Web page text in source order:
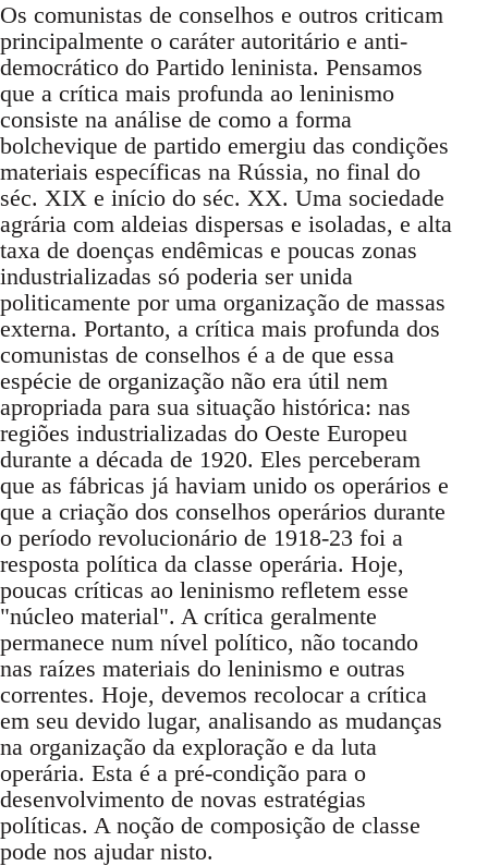
Os comunistas de conselhos e outros criticam
principalmente o caráter autoritário e anti-
democrático do Partido leninista. Pensamos
que a crítica mais profunda ao leninismo
consiste na análise de como a forma
bolchevique de partido emergiu das condições
materiais específicas na Rússia, no final do
séc. XIX e início do séc. XX. Uma sociedade
agrária com aldeias dispersas e isoladas, e alta
taxa de doenças endêmicas e poucas zonas
industrializadas só poderia ser unida
politicamente por uma organização de massas
externa. Portanto, a crítica mais profunda dos
comunistas de conselhos é a de que essa
espécie de organização não era útil nem
apropriada para sua situação histórica: nas
regiões industrializadas do Oeste Europeu
durante a década de 1920. Eles perceberam
que as fábricas já haviam unido os operários e
que a criação dos conselhos operários durante
o período revolucionário de 1918-23 foi a
resposta política da classe operária. Hoje,
poucas críticas ao leninismo refletem esse
"núcleo material". A crítica geralmente
permanece num nível político, não tocando
nas raízes materiais do leninismo e outras
correntes. Hoje, devemos recolocar a crítica
em seu devido lugar, analisando as mudanças
na organização da exploração e da luta
operária. Esta é a pré-condição para o
desenvolvimento de novas estratégias
políticas. A noção de composição de classe
pode nos ajudar nisto.